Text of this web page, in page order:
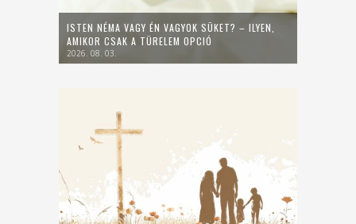
ISTEN NÉMA VAGY ÉN VAGYOK SÜKET? – ILYEN,
AMIKOR CSAK A TÜRELEM OPCIÓ
2026. 08. 03.